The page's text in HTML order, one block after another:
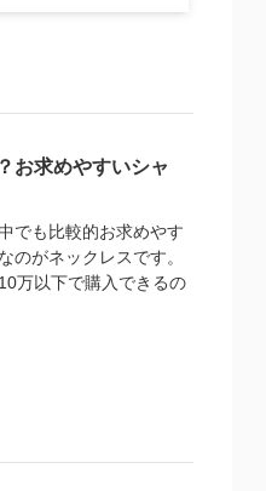
お求めやすいシャ
でも比較的お求めやす
のがネックレスです。
万以下で購入できるの